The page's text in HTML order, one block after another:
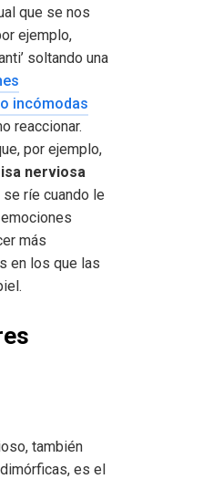
que se nos
ejemplo,
soltando una
incómodas
reaccionar.
por ejemplo,
nerviosa
ríe cuando le
más
en los que las
también
es el